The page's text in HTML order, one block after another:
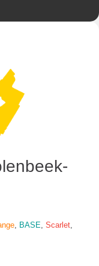
, BASE, Scarlet,